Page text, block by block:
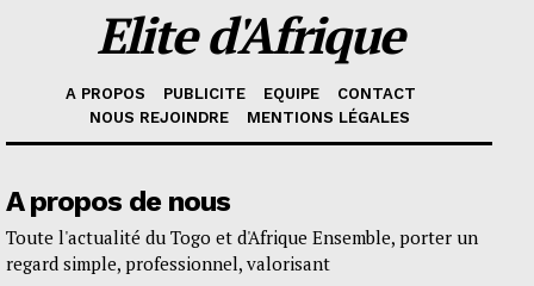
Elite d'Afrique
A PROPOS PUBLICITE EQUIPE
CONTACT
NOUS REJOINDRE
MENTIONS LÉGALES
A propos de nous
Toute l'actualité du Togo et d'Afrique Ensemble, porter un
regard simple, professionnel, valorisant